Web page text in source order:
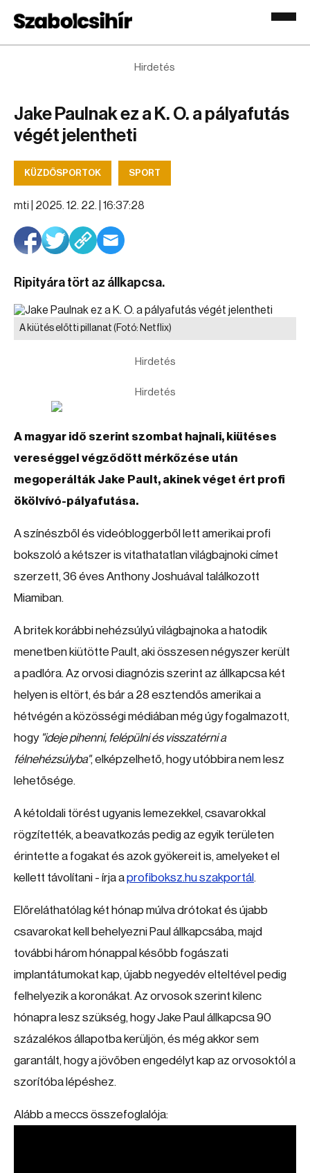
Hirdetés
Jake Paulnak ez a K. O. a pályafutás
végét jelentheti
KÜZDŐSPORTOK SPORT
mti | 2025. 12. 22. | 16:37:28
Ripityára tört az állkapcsa.
A kiütés előtti pillanat (Fotó: Netflix)
Hirdetés
Hirdetés
A magyar idő szerint szombat hajnali, kiütéses
vereséggel végződött mérkőzése után
megoperálták Jake Pault, akinek véget ért profi
ökölvívó-pályafutása.
A színészből és videóbloggerből lett amerikai profi
bokszoló a kétszer is vitathatatlan világbajnoki címet
szerzett, 36 éves Anthony Joshuával találkozott
Miamiban.
A britek korábbi nehézsúlyú világbajnoka a hatodik
menetben kiütötte Pault, aki összesen négyszer került
a padlóra. Az orvosi diagnózis szerint az állkapcsa két
helyen is eltört, és bár a 28 esztendős amerikai a
hétvégén a közösségi médiában még úgy fogalmazott,
hogy "ideje pihenni, felépülni és visszatérni a
félnehézsúlyba", elképzelhető, hogy utóbbira nem lesz
lehetősége.
A kétoldali törést ugyanis lemezekkel, csavarokkal
rögzítették, a beavatkozás pedig az egyik területen
érintette a fogakat és azok gyökereit is, amelyeket el
kellett távolítani - írja aprofiboksz.hu szakportál .
Előreláthatólag két hónap múlva drótokat és újabb
csavarokat kell behelyezni Paul állkapcsába, majd
további három hónappal később fogászati
implantátumokat kap, újabb negyedév elteltével pedig
felhelyezik a koronákat. Az orvosok szerint kilenc
hónapra lesz szükség, hogy Jake Paul állkapcsa 90
százalékos állapotba kerüljön, és még akkor sem
garantált, hogy a jövőben engedélyt kap az orvosoktól a
szorítóba lépéshez.
Alább a meccs összefoglalója: